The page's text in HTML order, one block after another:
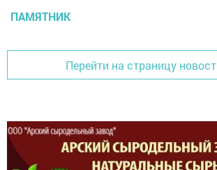
ПАМЯТНИК
Перейти на страницу